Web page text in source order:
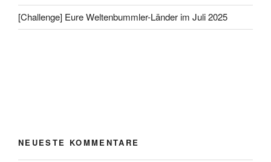
[Challenge] Eure Weltenbummler-Länder im Juli 2025
NEUESTE KOMMENTARE